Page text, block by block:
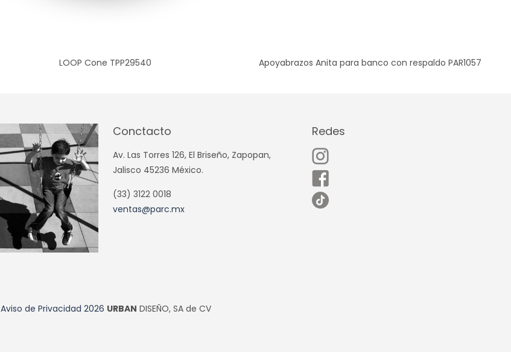
LOOP Cone TPP29540 Apoyabrazos Anita para banco con respaldo PAR1057
Conctacto
Av. Las Torres 126, El Briseño, Zapopan,
Jalisco 45236 México.
(33) 3122 0018
ventas@parc.mx
Redes
Aviso de Privacidad 2026 URBAN DISEÑO, SA de CV